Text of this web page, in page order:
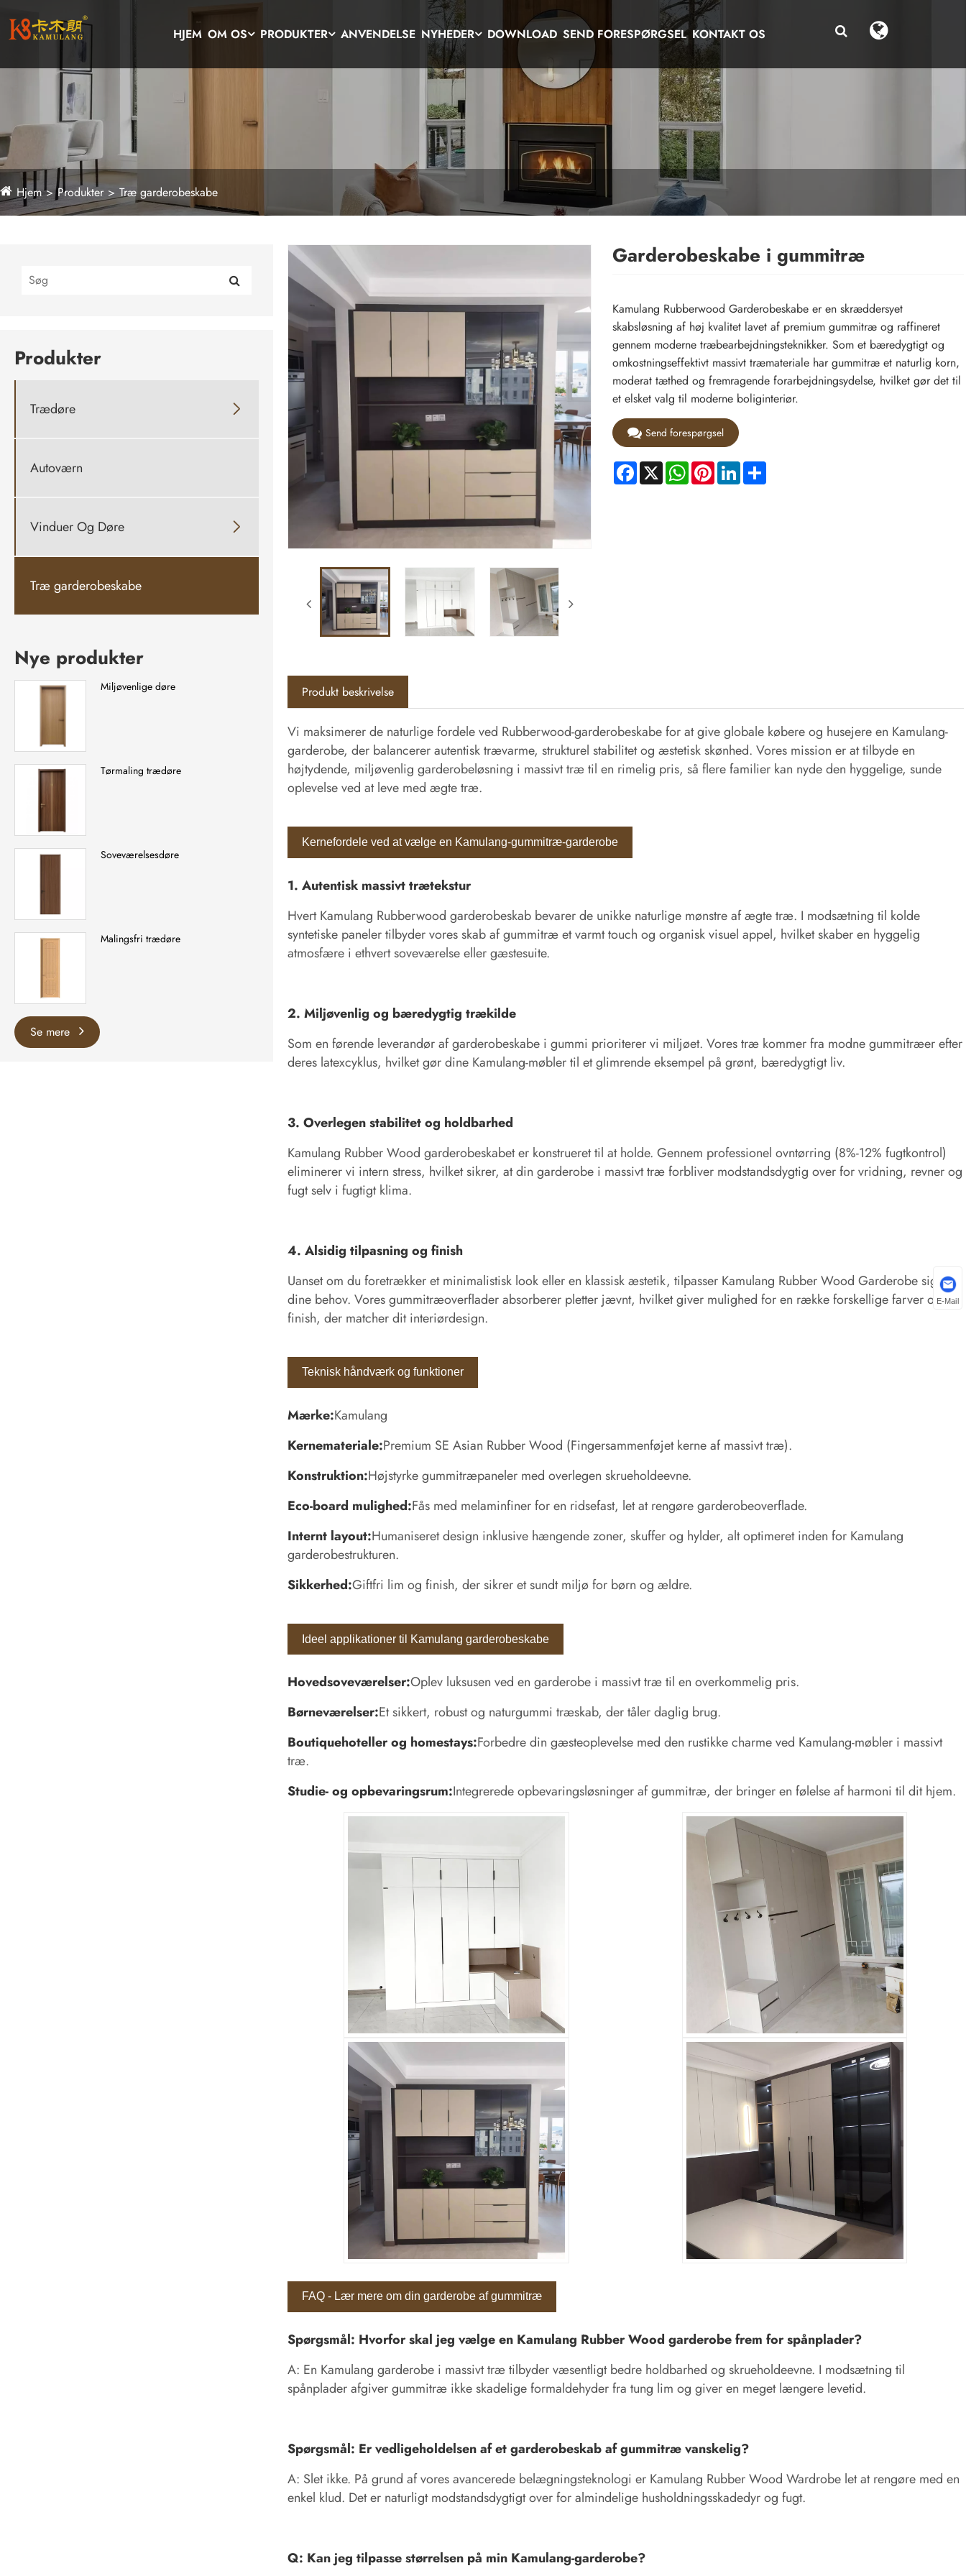
HJEM OM OS PRODUKTER ANVENDELSE NYHEDER DOWNLOAD SEND FORESPØRGSEL KONTAKT OS
Hjem Produkter Træ garderobeskabe
Produkter
Trædøre 
Autoværn
Vinduer Og Døre 
Træ garderobeskabe
Nye produkter
Miljøvenlige døre
Tørmaling trædøre
Soveværelsesdøre
Malingsfri trædøre
Se mere
Garderobeskabe i gummitræ
Kamulang Rubberwood Garderobeskabe er en skræddersyet
skabsløsning af høj kvalitet lavet af premium gummitræ og raffineret
gennem moderne træbearbejdningsteknikker. Som et bæredygtigt og
omkostningseffektivt massivt træmateriale har gummitræ et naturlig korn,
moderat tæthed og fremragende forarbejdningsydelse, hvilket gør det til
et elsket valg til moderne boliginteriør.
Send forespørgsel
Facebook
X WhatsApp
PinterestLinkedInShare
Produkt beskrivelse
Vi maksimerer de naturlige fordele ved Rubberwood-garderobeskabe for at give globale købere og husejere en Kamulang-
garderobe, der balancerer autentisk trævarme, strukturel stabilitet og æstetisk skønhed. Vores mission er at tilbyde en
højtydende, miljøvenlig garderobeløsning i massivt træ til en rimelig pris, så flere familier kan nyde den hyggelige, sunde
oplevelse ved at leve med ægte træ.
Kernefordele ved at vælge en Kamulang-gummitræ-garderobe
1. Autentisk massivt trætekstur
Hvert Kamulang Rubberwood garderobeskab bevarer de unikke naturlige mønstre af ægte træ. I modsætning til kolde
syntetiske paneler tilbyder vores skab af gummitræ et varmt touch og organisk visuel appel, hvilket skaber en hyggelig
atmosfære i ethvert soveværelse eller gæstesuite.
2. Miljøvenlig og bæredygtig trækilde
Som en førende leverandør af garderobeskabe i gummi prioriterer vi miljøet. Vores træ kommer fra modne gummitræer efter
deres latexcyklus, hvilket gør dine Kamulang-møbler til et glimrende eksempel på grønt, bæredygtigt liv.
3. Overlegen stabilitet og holdbarhed
Kamulang Rubber Wood garderobeskabet er konstrueret til at holde. Gennem professionel ovntørring (8%-12% fugtkontrol)
eliminerer vi intern stress, hvilket sikrer, at din garderobe i massivt træ forbliver modstandsdygtig over for vridning, revner og
fugt selv i fugtigt klima.
4. Alsidig tilpasning og finish
Uanset om du foretrækker et minimalistisk look eller en klassisk æstetik, tilpasser Kamulang Rubber Wood Garderobe sig til
dine behov. Vores gummitræoverflader absorberer pletter jævnt, hvilket giver mulighed for en række forskellige farver og
finish, der matcher dit interiørdesign.
Teknisk håndværk og funktioner
Mærke:Kamulang
Kernemateriale:Premium SE Asian Rubber Wood (Fingersammenføjet kerne af massivt træ).
Konstruktion:Højstyrke gummitræpaneler med overlegen skrueholdeevne.
Eco-board mulighed:Fås med melaminfiner for en ridsefast, let at rengøre garderobeoverflade.
Internt layout:Humaniseret design inklusive hængende zoner, skuffer og hylder, alt optimeret inden for Kamulang
garderobestrukturen.
Sikkerhed:Giftfri lim og finish, der sikrer et sundt miljø for børn og ældre.
Ideel applikationer til Kamulang garderobeskabe
Hovedsoveværelser:Oplev luksusen ved en garderobe i massivt træ til en overkommelig pris.
Børneværelser:Et sikkert, robust og naturgummi træskab, der tåler daglig brug.
Boutiquehoteller og homestays:Forbedre din gæsteoplevelse med den rustikke charme ved Kamulang-møbler i massivt
træ.
Studie- og opbevaringsrum:Integrerede opbevaringsløsninger af gummitræ, der bringer en følelse af harmoni til dit hjem.
FAQ - Lær mere om din garderobe af gummitræ
Spørgsmål: Hvorfor skal jeg vælge en Kamulang Rubber Wood garderobe frem for spånplader?
A: En Kamulang garderobe i massivt træ tilbyder væsentligt bedre holdbarhed og skrueholdeevne. I modsætning til
spånplader afgiver gummitræ ikke skadelige formaldehyder fra tung lim og giver en meget længere levetid.
Spørgsmål: Er vedligeholdelsen af ​​et garderobeskab af gummitræ vanskelig?
A: Slet ikke. På grund af vores avancerede belægningsteknologi er Kamulang Rubber Wood Wardrobe let at rengøre med en
enkel klud. Det er naturligt modstandsdygtigt over for almindelige husholdningsskadedyr og fugt.
Q: Kan jeg tilpasse størrelsen på min Kamulang-garderobe?
E-Mail